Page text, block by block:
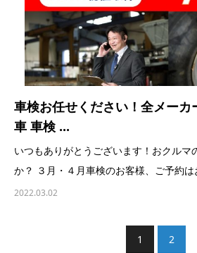
車検お任せください！全メーカ
車 車検 ...
いつもありがとうございます！おクルマ
か？ ３月・４月車検のお客様、ご予約
2022.03.02
1 2